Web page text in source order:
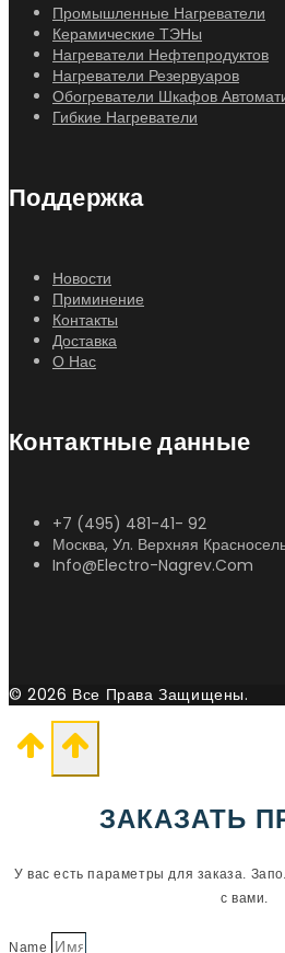
Промышленные Нагреватели
Керамические ТЭНы
Нагреватели Нефтепродуктов
Нагреватели Резервуаров
Обогреватели Шкафов
Гибкие Нагреватели
Поддержка
Новости
Приминение
Контакты
Доставка
О Нас
Контактные данные
+7 (495) 481-41- 92
Москва, Ул. Верхняя
Info@electro-Nagrev.com
© 2026 Все Права Защищены.
ЗАКАЗАТЬ
У вас есть параметры для заказа.
с вами.
Name